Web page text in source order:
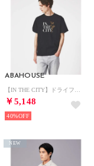
ABAHOUSE
￥5,148
40%
NEW